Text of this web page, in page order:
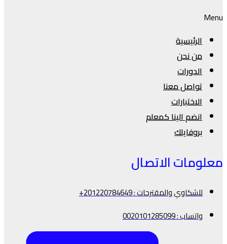
Menu
الرئيسية
من نحن
الدورات
تواصل معنا
الاختبارات
انضم الينا كمعلم
بروفايلك
معلومات الاتصال
للشكاوي والمقترحات : 201220784649+
واتساب : 0020101285099